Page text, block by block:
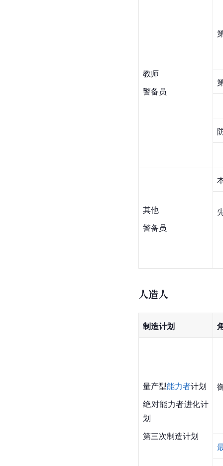
教师
警备员
其他
警备员
人造人
制造计划
量产型能力者计划
绝对能力者进化计
划
第三次制造计划